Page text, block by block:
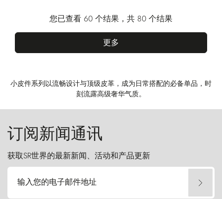
您已查看 60 个结果，共 80 个结果
更多
小皮件系列以流畅设计与顶级皮革，成为日常搭配的必备单品，时
刻流露高级奢华气质。
订阅新闻通讯
获取SR世界的最新新闻、活动和产品更新
输入您的电子邮件地址